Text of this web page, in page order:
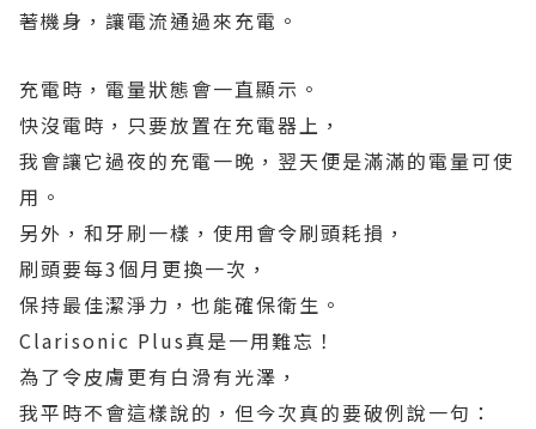
著機身，讓電流通過來充電。
充電時，電量狀態會一直顯示。
快沒電時，只要放置在充電器上，
我會讓它過夜的充電一晚，翌天便是滿滿的電量可使
用。
另外，和牙刷一樣，使用會令刷頭耗損，
刷頭要每3個月更換一次，
保持最佳潔淨力，也能確保衛生。
Clarisonic Plus真是一用難忘！
為了令皮膚更有白滑有光澤，
我平時不會這樣說的，但今次真的要破例說一句：